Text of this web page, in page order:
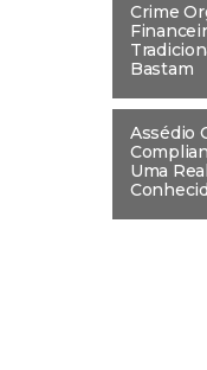
Crime
Bastam
Assédio
Uma